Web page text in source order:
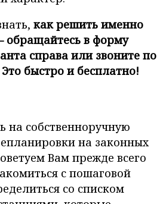
как решить именно
в форму
справа или звоните по
быстро и бесплатно!
на собственноручную
на законных
Вам прежде всего
с пошаговой
со списком